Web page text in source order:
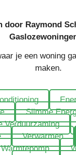
door Raymond
je een woning
maken.
Slimme
Verduurzaming
Verwarmen
Warmtepomp